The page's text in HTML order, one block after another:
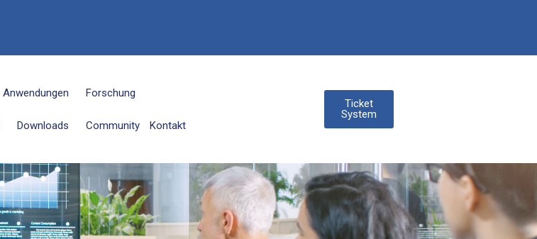
Anwendungen Forschung
Downloads Community Kontakt
Ticket
System